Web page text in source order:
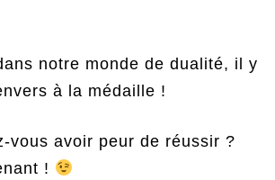
notre monde de dualité, il y
à la médaille !
vous avoir peur de réussir ?
!